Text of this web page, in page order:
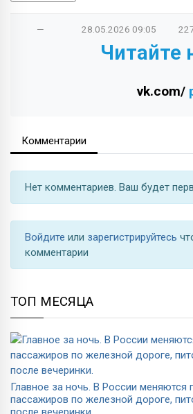
— 28.05.2026 09:05
Читайте
vk.com/
Комментарии
Нет комментариев. Ваш будет
Войдите или зарегистрируйтесь
комментарии
ТОП МЕСЯЦА
Главное за ночь. В России меняются
пассажиров по железной дороге,